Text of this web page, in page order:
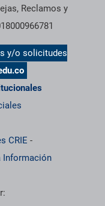
Reclamos y
y/o solicitudes
CRIE -
Información